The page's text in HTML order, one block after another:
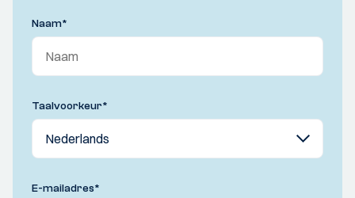
Naam*
Taalvoorkeur*
E-mailadres*